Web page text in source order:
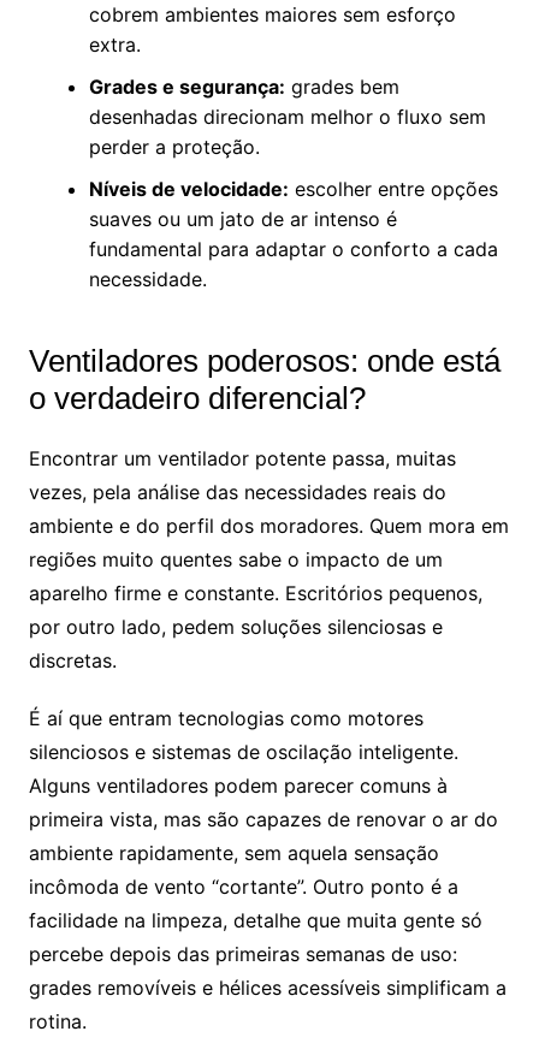
cobrem ambientes maiores sem esforço
extra.
Grades e segurança: grades bem
desenhadas direcionam melhor o fluxo sem
perder a proteção.
Níveis de velocidade: escolher entre opções
suaves ou um jato de ar intenso é
fundamental para adaptar o conforto a cada
necessidade.
Ventiladores poderosos: onde está
o verdadeiro diferencial?
Encontrar um ventilador potente passa, muitas
vezes, pela análise das necessidades reais do
ambiente e do perfil dos moradores. Quem mora em
regiões muito quentes sabe o impacto de um
aparelho firme e constante. Escritórios pequenos,
por outro lado, pedem soluções silenciosas e
discretas.
É aí que entram tecnologias como motores
silenciosos e sistemas de oscilação inteligente.
Alguns ventiladores podem parecer comuns à
primeira vista, mas são capazes de renovar o ar do
ambiente rapidamente, sem aquela sensação
incômoda de vento “cortante”. Outro ponto é a
facilidade na limpeza, detalhe que muita gente só
percebe depois das primeiras semanas de uso:
grades removíveis e hélices acessíveis simplificam a
rotina.